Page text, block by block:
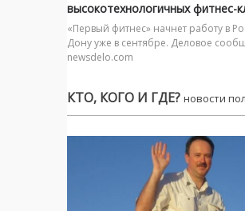
высокотехнологичных фитнес-
«Первый фитнес» начнет работу в
Дону уже в сентябре. Деловое
newsdelo.com
КТО, КОГО И ГДЕ? новости